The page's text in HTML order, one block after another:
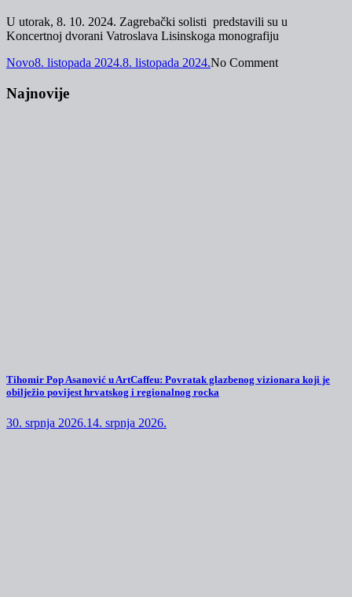
U utorak, 8. 10. 2024. Zagrebački solisti predstavili su u
Koncertnoj dvorani Vatroslava Lisinskoga monografiju
Novo8. listopada 2024.8. listopada 2024.No Comment
Najnovije
Tihomir Pop Asanović u ArtCaffeu: Povratak glazbenog vizionara koji je
obilježio povijest hrvatskog i regionalnog rocka
30. srpnja 2026.14. srpnja 2026.